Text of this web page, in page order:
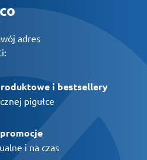
adres
i bestsellery
pigułce
i na czas